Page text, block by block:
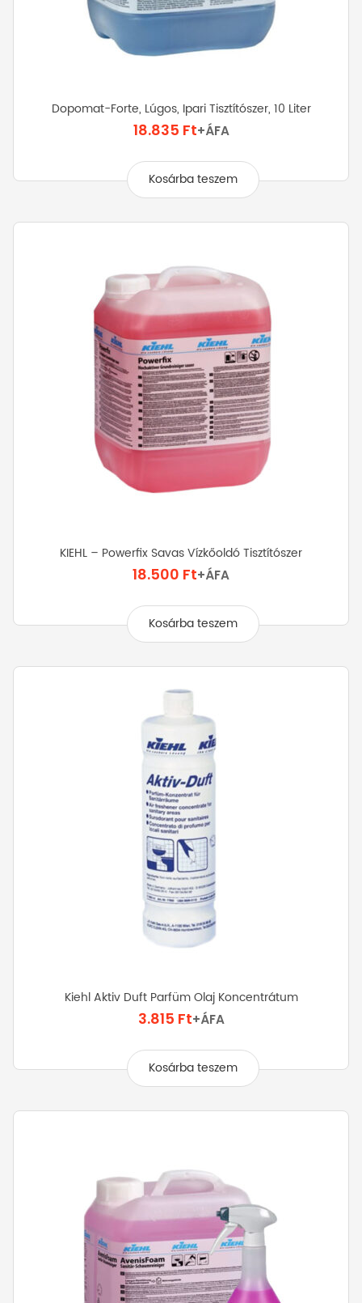
Dopomat-Forte, Lúgos, Ipari Tisztítószer, 10 Liter
18.835 Ft+ÁFA
Kosárba teszem
KIEHL – Powerfix Savas Vízkőoldó Tisztítószer
18.500 Ft+ÁFA
Kosárba teszem
Kiehl Aktiv Duft Parfüm Olaj Koncentrátum
3.815 Ft+ÁFA
Kosárba teszem